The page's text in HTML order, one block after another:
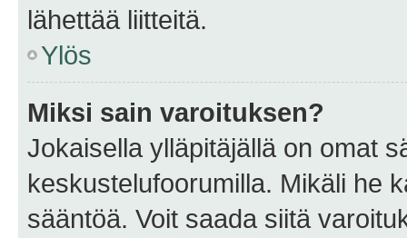
lähettää liitteitä.
Ylös
Miksi sain varoituksen?
Jokaisella ylläpitäjällä on omat
keskustelufoorumilla. Mikäli he
sääntöä. Voit saada siitä